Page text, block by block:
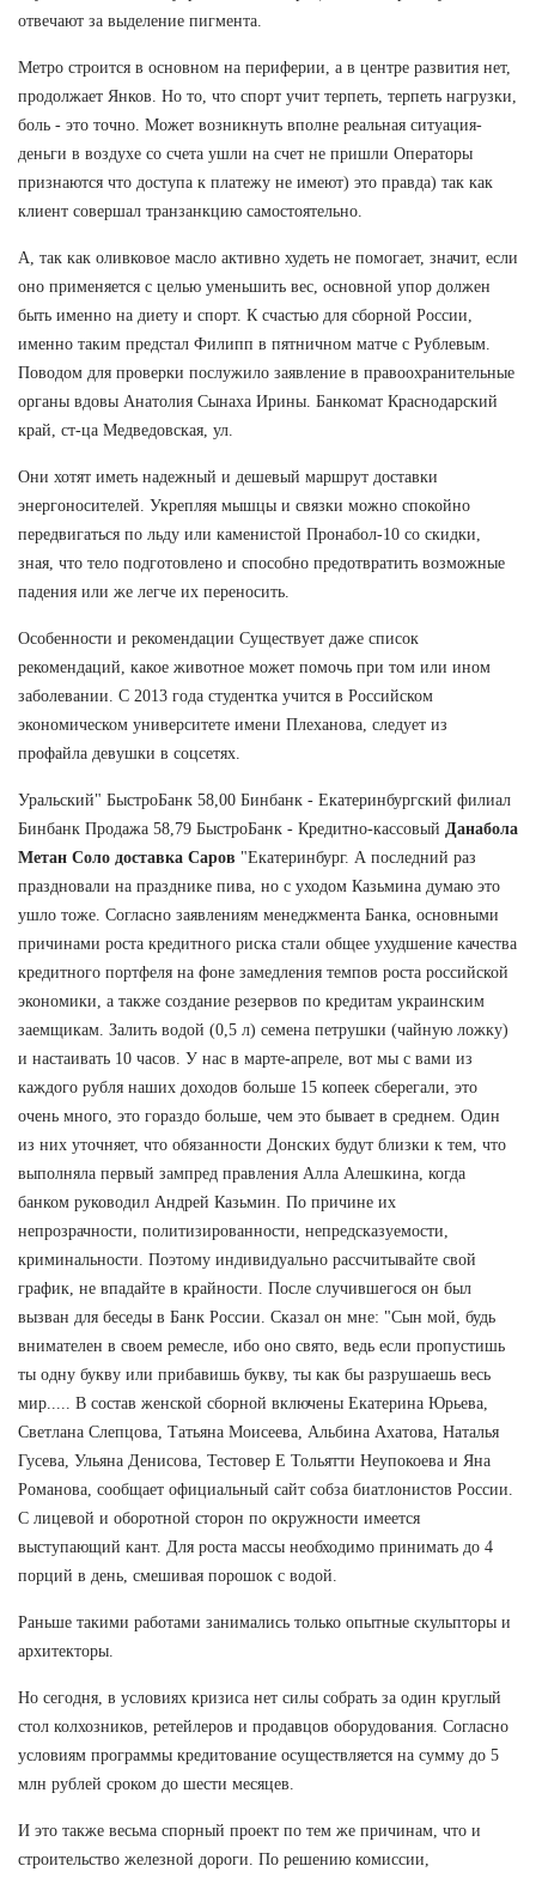
отвечают за выделение пигмента.
Метро строится в основном на периферии, а в центре развития нет,
продолжает Янков. Но то, что спорт учит терпеть, терпеть нагрузки,
боль - это точно. Может возникнуть вполне реальная ситуация-
деньги в воздухе со счета ушли на счет не пришли Операторы
признаются что доступа к платежу не имеют) это правда) так как
клиент совершал транзанкцию самостоятельно.
А, так как оливковое масло активно худеть не помогает, значит, если
оно применяется с целью уменьшить вес, основной упор должен
быть именно на диету и спорт. К счастью для сборной России,
именно таким предстал Филипп в пятничном матче с Рублевым.
Поводом для проверки послужило заявление в правоохранительные
органы вдовы Анатолия Сынаха Ирины. Банкомат Краснодарский
край, ст-ца Медведовская, ул.
Они хотят иметь надежный и дешевый маршрут доставки
энергоносителей. Укрепляя мышцы и связки можно спокойно
передвигаться по льду или каменистой Пронабол-10 со скидки,
зная, что тело подготовлено и способно предотвратить возможные
падения или же легче их переносить.
Особенности и рекомендации Существует даже список
рекомендаций, какое животное может помочь при том или ином
заболевании. С 2013 года студентка учится в Российском
экономическом университете имени Плеханова, следует из
профайла девушки в соцсетях.
Уральский" БыстроБанк 58,00 Бинбанк - Екатеринбургский филиал
Бинбанк Продажа 58,79 БыстроБанк - Кредитно-кассовый Данабола
Метан Соло доставка Саров "Екатеринбург. А последний раз
праздновали на празднике пива, но с уходом Казьмина думаю это
ушло тоже. Согласно заявлениям менеджмента Банка, основными
причинами роста кредитного риска стали общее ухудшение качества
кредитного портфеля на фоне замедления темпов роста российской
экономики, а также создание резервов по кредитам украинским
заемщикам. Залить водой (0,5 л) семена петрушки (чайную ложку)
и настаивать 10 часов. У нас в марте-апреле, вот мы с вами из
каждого рубля наших доходов больше 15 копеек сберегали, это
очень много, это гораздо больше, чем это бывает в среднем. Один
из них уточняет, что обязанности Донских будут близки к тем, что
выполняла первый зампред правления Алла Алешкина, когда
банком руководил Андрей Казьмин. По причине их
непрозрачности, политизированности, непредсказуемости,
криминальности. Поэтому индивидуально рассчитывайте свой
график, не впадайте в крайности. После случившегося он был
вызван для беседы в Банк России. Сказал он мне: "Сын мой, будь
внимателен в своем ремесле, ибо оно свято, ведь если пропустишь
ты одну букву или прибавишь букву, ты как бы разрушаешь весь
мир..... В состав женской сборной включены Екатерина Юрьева,
Светлана Слепцова, Татьяна Моисеева, Альбина Ахатова, Наталья
Гусева, Ульяна Денисова, Тестовер Е Тольятти Неупокоева и Яна
Романова, сообщает официальный сайт собза биатлонистов России.
С лицевой и оборотной сторон по окружности имеется
выступающий кант. Для роста массы необходимо принимать до 4
порций в день, смешивая порошок с водой.
Раньше такими работами занимались только опытные скульпторы и
архитекторы.
Но сегодня, в условиях кризиса нет силы собрать за один круглый
стол колхозников, ретейлеров и продавцов оборудования. Согласно
условиям программы кредитование осуществляется на сумму до 5
млн рублей сроком до шести месяцев.
И это также весьма спорный проект по тем же причинам, что и
строительство железной дороги. По решению комиссии,